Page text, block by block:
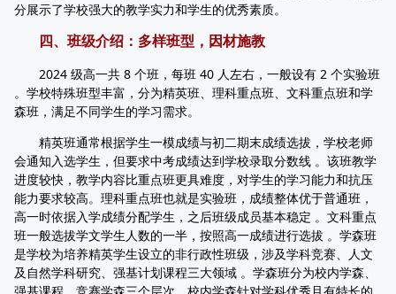
分展示了学校强大的教学实力和学生的优秀素质。
四、班级介绍：多样班型，因材施教
2024 级高一共 8 个班，每班 40 人左右，一般设有 2 个实验班
。学校特殊班型丰富，分为精英班、理科重点班、文科重点班和学
森班，满足不同学生的学习需求。
精英班通常根据学生一模成绩与初二期末成绩选拔，学校老师
会通知入选学生，但要求中考成绩达到学校录取分数线 。该班教学
进度较快，教学内容比重点班更具难度，对学生的学习能力和抗压
能力要求较高。理科重点班也就是实验班，成绩整体优于普通班，
高一时依据入学成绩分配学生，之后班级成员基本稳定 。文科重点
班一般选拔学文学生人数的一半，按照高一成绩进行选拔 。学森班
是学校为培养精英学生设立的非行政性班级，涉及学科竞赛、人文
及自然学科研究、强基计划课程三大领域 。学森班分为校内学森、